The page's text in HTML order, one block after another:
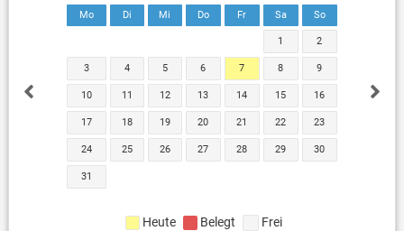
Mo Di Mi Do Fr Sa So
1 2
3 4 5 6 7 8 9
10 11 12 13 14 15 16
17 18 19 20 21 22 23
24 25 26 27 28 29 30
31
Heute Belegt
Frei